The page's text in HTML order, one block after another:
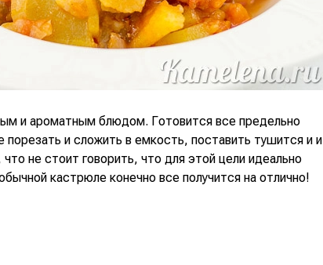
и ароматным блюдом. Готовится все предельно
и сложить в емкость, поставить тушится и и
не стоит говорить, что для этой цели идеально
кастрюле конечно все получится на отлично!